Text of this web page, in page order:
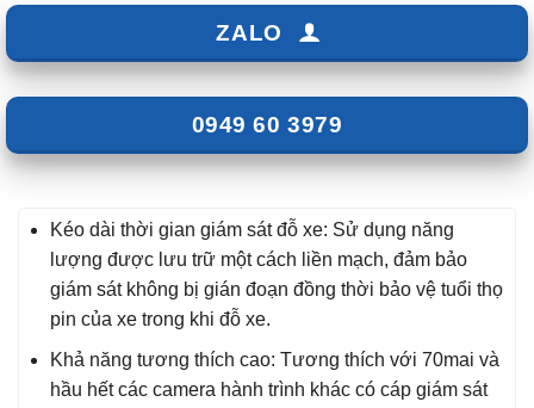
ZALO
0949 60 3979
Kéo dài thời gian giám sát đỗ xe: Sử dụng năng
lượng được lưu trữ một cách liền mạch, đảm bảo
giám sát không bị gián đoạn đồng thời bảo vệ tuổi thọ
pin của xe trong khi đỗ xe.
Khả năng tương thích cao: Tương thích với 70mai và
hầu hết các camera hành trình khác có cáp giám sát